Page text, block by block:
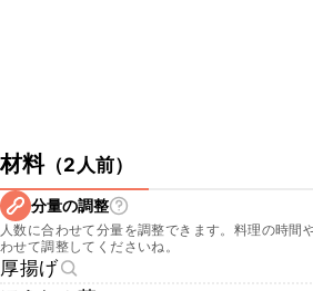
材料（2人前）
分量の調整
人数に合わせて分量を調整できます。料理の時間
わせて調整してくださいね。
厚揚げ